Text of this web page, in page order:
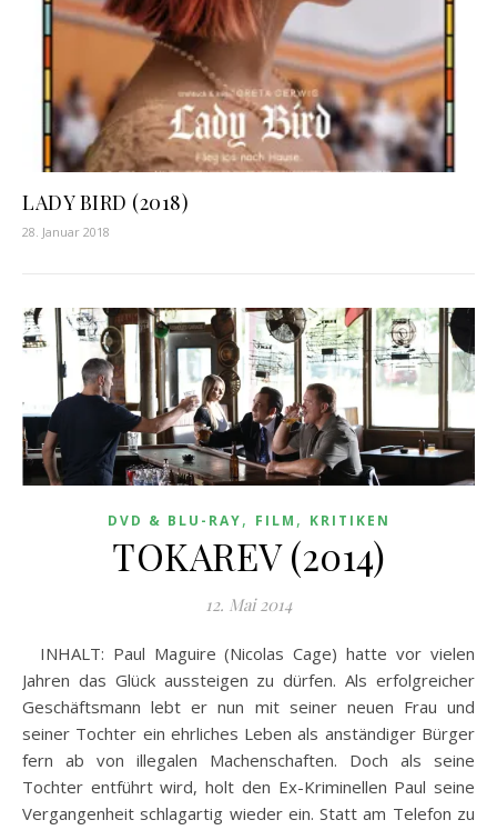
LADY BIRD (2018)
28. Januar 2018
DVD & BLU-RAY, FILM , KRITIKEN
TOKAREV (2014)
12. Mai 2014
INHALT: Paul Maguire (Nicolas Cage) hatte vor vielen
Jahren das Glück aussteigen zu dürfen. Als erfolgreicher
Geschäftsmann lebt er nun mit seiner neuen Frau und
seiner Tochter ein ehrliches Leben als anständiger Bürger
fern ab von illegalen Machenschaften. Doch als seine
Tochter entführt wird, holt den Ex-Kriminellen Paul seine
Vergangenheit schlagartig wieder ein. Statt am Telefon zu